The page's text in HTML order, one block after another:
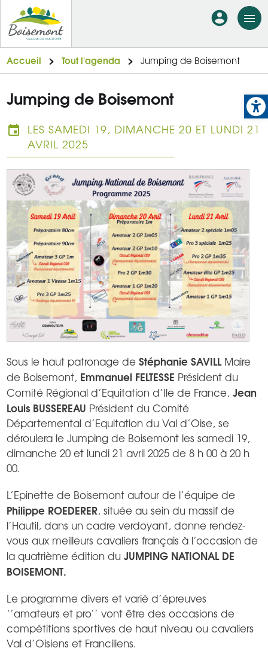
En-
-
Accueil Tout l'agenda Jumping de Boisemont
Jumping de Boisemont
LES SAMEDI 19, DIMANCHE 20 ET LUNDI 21
AVRIL 2025
Sous le haut patronage deStéphanie SAVILLMaire
de Boisemont, Emmanuel FELTESSE Président du
Comité Régional d’Equitation d’Ile de France,Jean
Louis BUSSEREAU Président du Comité
Départemental d’Equitation du Val d’Oise, se
déroulera le Jumping de Boisemont les samedi 19,
dimanche 20 et lundi 21 avril 2025 de 8 h 00 à 20 h
00.
L’Epinette de Boisemont autour de l’équipe de
Philippe ROEDERER, située au sein du massif de
l’Hautil, dans un cadre verdoyant, donne rendez-
vous aux meilleurs cavaliers français à l’occasion de
la quatrième édition duJUMPING NATIONAL DE
BOISEMONT.
Le programme divers et varié d’épreuves
‘’amateurs et pro’’ vont être des occasions de
compétitions sportives de haut niveau ou cavaliers
Val d’Oisiens et Franciliens.